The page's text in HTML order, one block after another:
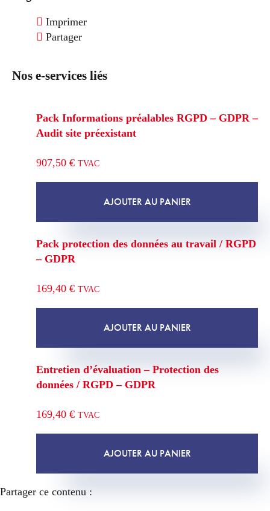
Imprimer
Partager
Nos e-services liés
Pack Informations préalables RGPD – GDPR –
Audit site préexistant
907,50 € TVAC
AJOUTER AU PANIER
Pack protection des données au travail / RGPD
– GDPR
169,40 € TVAC
AJOUTER AU PANIER
Entretien d’évaluation – Protection des
données / RGPD – GDPR
169,40 € TVAC
AJOUTER AU PANIER
Partager ce contenu :